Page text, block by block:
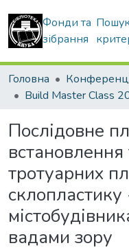
Фонди та
зібрання
Головна
Build Master Class
Послідовне
тротуарних
вадами зору